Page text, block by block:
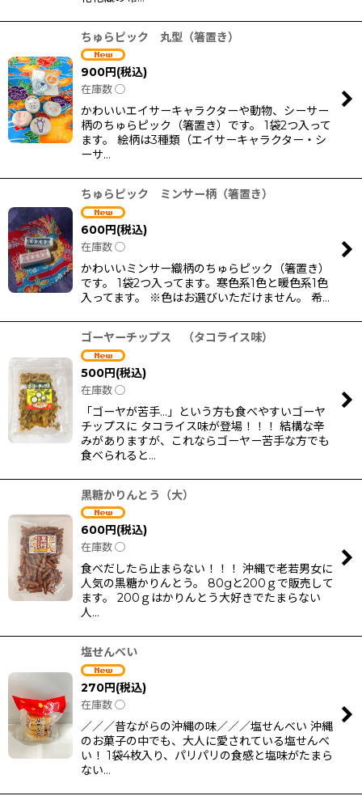
ちゅらピック 丸型（箸置き）
900円(税込)
在庫数 ◯
かわいいエイサーキャラクターや動物、シーサー
柄のちゅらピック（箸置き）です。 1袋2つ入って
ます。 絵柄は3種類（エイサーキャラクター・シ
ーサ…
ちゅらピック ミンサー柄（箸置き）
600円(税込)
在庫数 ◯
かわいいミンサー織柄のちゅらピック（箸置き）
です。 1袋2つ入ってます。寒色系1色と暖色系1色
入ってます。 ※色はお選びいただけません。 希…
ゴーヤーチップス （タコライス味）
500円(税込)
在庫数 ◯
「ゴーヤが苦手…」という方も食べやすいゴーヤ
チップスに タコライス味が登場！！！ 結構な辛
みがありますが、これならゴーヤー苦手な方でも
食べられると…
黒糖かりんとう（大）
600円(税込)
在庫数 ◯
食べだしたら止まらない！！！ 沖縄で老若男女に
人気の黒糖かりんとう。 80gと200ｇで販売して
ます。 200ｇはかりんとう大好きでたまらない
人…
塩せんべい
270円(税込)
在庫数 ◯
／／／昔ながらの沖縄の味／／／塩せんべい 沖縄
のお菓子の中でも、大人に愛されている塩せんべ
い！ 1袋4枚入り、パリパリの食感と塩味がたまら
ない…